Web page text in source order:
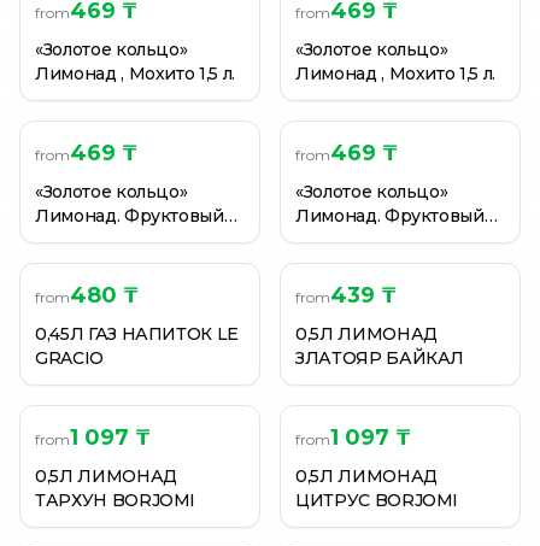
from469 ₸
«Золотое кольцо»
Лимонад , Мохито 1,5 л.
from469 ₸
«Золотое кольцо»
Лимонад , Мохито 1,5 л.
from469 ₸
«Золотое кольцо»
Лимонад. Фруктовый
1,5 л.
from469 ₸
«Золотое кольцо»
Лимонад. Фруктовый
1,5 л.
from480 ₸
0,45Л ГАЗ НАПИТОК LE
GRACIO
from439 ₸
0,5Л ЛИМОНАД
ЗЛАТОЯР БАЙКАЛ
from1 097 ₸
0,5Л ЛИМОНАД
ТАРХУН BORJOMI
from1 097 ₸
0,5Л ЛИМОНАД
ЦИТРУС BORJOMI
2Л ЛИМОНАД ОРИГИНАЛЬНЫЙ
BORJOMI Лимонад грузинский limonati груша ст/б